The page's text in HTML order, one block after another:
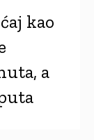
kao
a